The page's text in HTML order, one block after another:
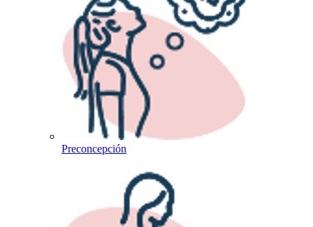
Preconcepción